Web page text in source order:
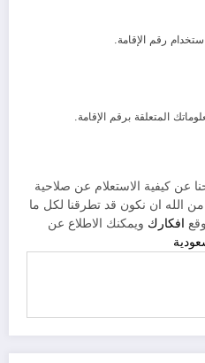
رقم الإقامة.
المتعلقة برقم الإقامة.
عن كيفية الاستعلام عن صلاحية
1444 هـ راجين من الله ان نكون قد تطرقنا لكل ما
افكارك ويمكنك الاطلاع عن